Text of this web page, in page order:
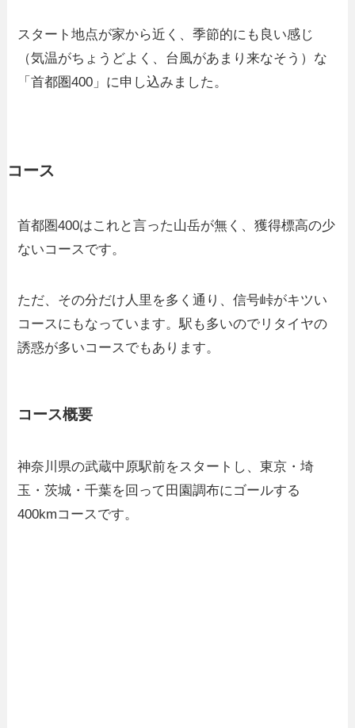
スタート地点が家から近く、季節的にも良い感じ
（気温がちょうどよく、台風があまり来なそう）な
「首都圏400」に申し込みました。
コース
首都圏400はこれと言った山岳が無く、獲得標高の少
ないコースです。
ただ、その分だけ人里を多く通り、信号峠がキツい
コースにもなっています。駅も多いのでリタイヤの
誘惑が多いコースでもあります。
コース概要
神奈川県の武蔵中原駅前をスタートし、東京・埼
玉・茨城・千葉を回って田園調布にゴールする
400kmコースです。